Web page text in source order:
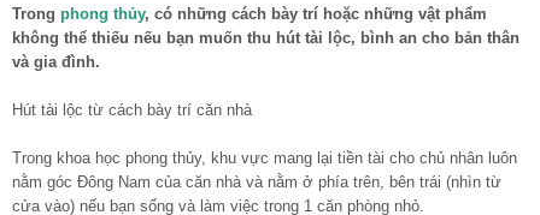
Trong phong thủy, có những cách bày trí hoặc những vật phẩm
không thể thiếu nếu bạn muốn thu hút tài lộc, bình an cho bản thân
và gia đình.
Hút tài lộc từ cách bày trí căn nhà
Trong khoa học phong thủy, khu vực mang lại tiền tài cho chủ nhân luôn
nằm góc Đông Nam của căn nhà và nằm ở phía trên, bên trái (nhìn từ
cửa vào) nếu bạn sống và làm việc trong 1 căn phòng nhỏ.